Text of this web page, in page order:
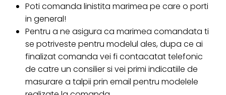
Poti comanda linistita marimea pe care o porti
in general!
Pentru a ne asigura ca marimea comandata ti
se potriveste pentru modelul ales, dupa ce ai
finalizat comanda vei fi contacatat telefonic
de catre un consilier si vei primi indicatiile de
masurare a talpii prin email pentru modelele